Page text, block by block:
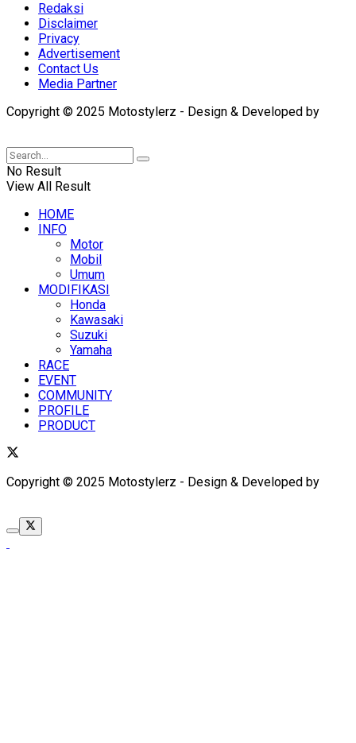
Redaksi
Disclaimer
Privacy
Advertisement
Contact Us
Media Partner
Copyright © 2025 Motostylerz - Design & Developed by
No Result
View All Result
HOME
INFO
Motor
Mobil
Umum
MODIFIKASI
Honda
Kawasaki
Suzuki
Yamaha
RACE
EVENT
COMMUNITY
PROFILE
PRODUCT
Copyright © 2025 Motostylerz - Design & Developed by